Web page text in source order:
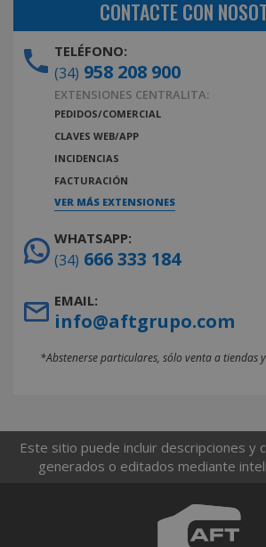
CONTACTE CON
TELÉFONO:
(34) 958 208 900
EXTENSIONES CENTRALITA:
PEDIDOS/COMERCIAL
CLAVES WEB/APP
INCIDENCIAS
FACTURACIÓN
VER MÁS EXTENSIONES
WHATSAPP:
(34) 666 333 184
EMAIL:
info@aftgrupo.com
*Abstenerse particulares, sólo venta a tiendas
Este sitio puede incluir descripciones y
generados o editados mediante